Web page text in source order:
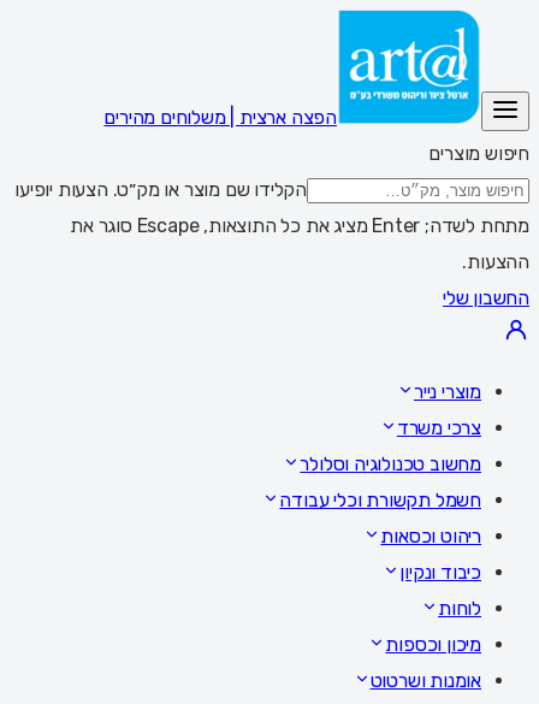
הפצה ארצית | משלוחים מהירים
חיפוש מוצרים
הקלידו שם מוצר או מק״ט. הצעות יופיעו
מתחת לשדה; Enter מציג את כל התוצאות, Escape סוגר את
ההצעות.
החשבון שלי
מוצרי נייר
צרכי משרד
מחשוב טכנולוגיה וסלולר
חשמל תקשורת וכלי עבודה
ריהוט וכסאות
כיבוד ונקיון
לוחות
מיכון וכספות
אומנות ושרטוט